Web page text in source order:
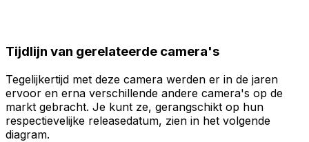
Tijdlijn van gerelateerde camera's
Tegelijkertijd met deze camera werden er in de jaren
ervoor en erna verschillende andere camera's op de
markt gebracht. Je kunt ze, gerangschikt op hun
respectievelijke releasedatum, zien in het volgende
diagram.